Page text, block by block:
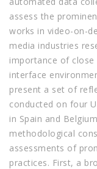
assess the
works in video-on-
media industries
importance of
interface
present a set of
conducted on four
in Spain and
methodological
assessments of
practices. First, a